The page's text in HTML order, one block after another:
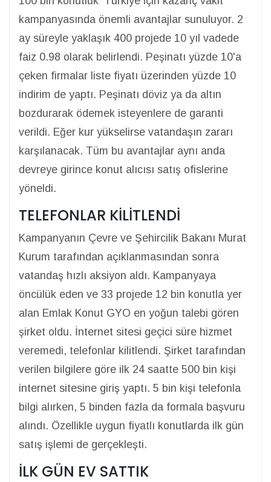
kampanyasında önemli avantajlar sunuluyor. 2
ay süreyle yaklaşık 400 projede 10 yıl vadede
faiz 0.98 olarak belirlendi. Peşinatı yüzde 10'a
çeken firmalar liste fiyatı üzerinden yüzde 10
indirim de yaptı. Peşinatı döviz ya da altın
bozdurarak ödemek isteyenlere de garanti
verildi. Eğer kur yükselirse vatandaşın zararı
karşılanacak. Tüm bu avantajlar aynı anda
devreye girince konut alıcısı satış ofislerine
yöneldi.
TELEFONLAR KİLİTLENDİ
Kampanyanın Çevre ve Şehircilik Bakanı Murat
Kurum tarafından açıklanmasından sonra
vatandaş hızlı aksiyon aldı. Kampanyaya
öncülük eden ve 33 projede 12 bin konutla yer
alan Emlak Konut GYO en yoğun talebi gören
şirket oldu. İnternet sitesi geçici süre hizmet
veremedi, telefonlar kilitlendi. Şirket tarafından
verilen bilgilere göre ilk 24 saatte 500 bin kişi
internet sitesine giriş yaptı. 5 bin kişi telefonla
bilgi alırken, 5 binden fazla da formala başvuru
alındı. Özellikle uygun fiyatlı konutlarda ilk gün
satış işlemi de gerçekleşti.
İLK GÜN EV SATTIK